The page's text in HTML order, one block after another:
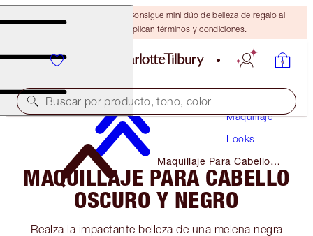
¡ÚLTIMA OPORTUNIDAD! Consigue mini dúo de belleza de regalo al
gastar $110 Se aplican términos y condiciones.
Buscar por producto, tono, color
Maquillaje
Looks
Maquillaje Para Cabello
Oscuro Y Negro
MAQUILLAJE PARA CABELLO
OSCURO Y NEGRO
Realza la impactante belleza de una melena negra